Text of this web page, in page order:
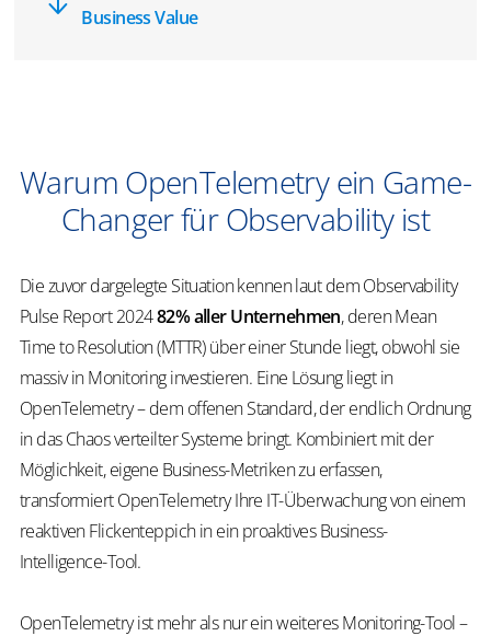
Business Value
Warum OpenTelemetry ein Game-
Changer für Observability ist
Die zuvor dargelegte Situation kennen laut dem Observability
Pulse Report 202482% aller Unternehmen, deren Mean
Time to Resolution (MTTR) über einer Stunde liegt, obwohl sie
massiv in Monitoring investieren. Eine Lösung liegt in
OpenTelemetry – dem offenen Standard, der endlich Ordnung
in das Chaos verteilter Systeme bringt. Kombiniert mit der
Möglichkeit, eigene Business-Metriken zu erfassen,
transformiert OpenTelemetry Ihre IT-Überwachung von einem
reaktiven Flickenteppich in ein proaktives Business-
Intelligence-Tool.
OpenTelemetry ist mehr als nur ein weiteres Monitoring-Tool –